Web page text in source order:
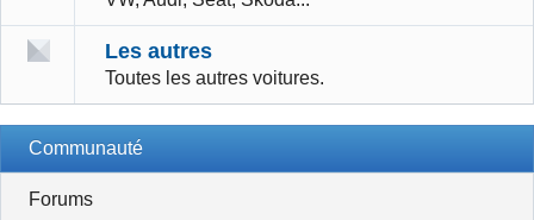
Les autres
Toutes les autres voitures.
Communauté
Forums